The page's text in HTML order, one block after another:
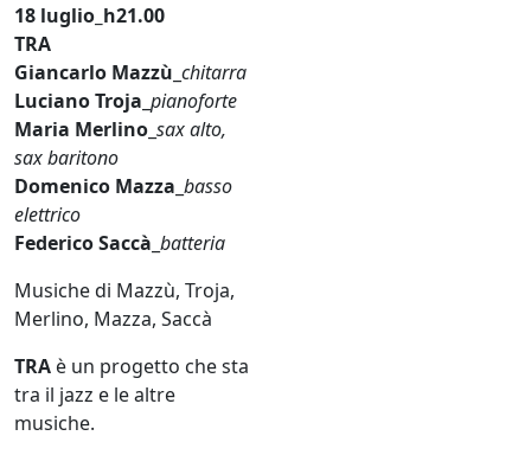
18 luglio_h21.00
TRA
Giancarlo Mazzù chitarra
Luciano Troja pianoforte
Maria Merlino sax alto,
sax baritono
Domenico Mazza basso
elettrico
Federico Saccà batteria
Musiche di Mazzù, Troja,
Merlino, Mazza, Saccà
TRA è un progetto che sta
tra il jazz e le altre
musiche.